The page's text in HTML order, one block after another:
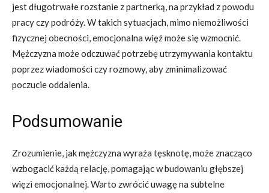
jest długotrwałe rozstanie z partnerką, na przykład z powodu
pracy czy podróży. W takich sytuacjach, mimo niemożliwości
fizycznej obecności, emocjonalna więź może się wzmocnić.
Mężczyzna może odczuwać potrzebę utrzymywania kontaktu
poprzez wiadomości czy rozmowy, aby zminimalizować
poczucie oddalenia.
Podsumowanie
Zrozumienie, jak mężczyzna wyraża tęsknotę, może znacząco
wzbogacić każdą relację, pomagając w budowaniu głębszej
więzi emocjonalnej. Warto zwrócić uwagę na subtelne